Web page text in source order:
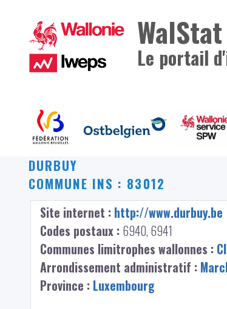
WalStat
Le portail
DURBUY
COMMUNE INS : 83012
Site internet : http://www.durbuy.be
Codes postaux : 6940, 6941
Communes limitrophes wallonnes :
Arrondissement administratif :
Province : Luxembourg